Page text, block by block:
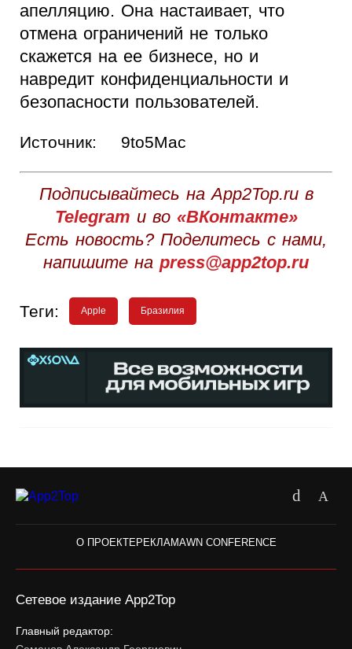
апелляцию. Она настаивает, что
отмена ограничений не только
скажется на ее бизнесе, но и
навредит конфиденциальности и
безопасности пользователей.
Источник: 9to5Mac
Подписывайтесь на App2Top.ru в
Telegram и во «ВКонтакте»
Есть новость? Поделитесь с нами,
напишите на press@app2top.ru
Теги: Apple Бразилия
О ПРОЕКТЕРЕКЛАМАWN CONFERENCE
Сетевое издание App2Top
Главный редактор: